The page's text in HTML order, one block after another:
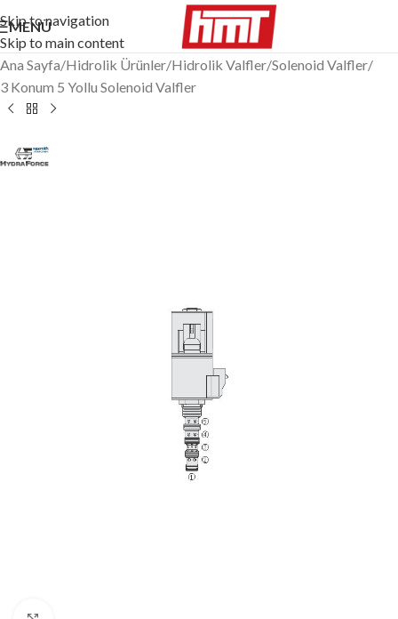
Skip to navigation
Skip to main content
MENÜ
Ana Sayfa/Hidrolik Ürünler/Hidrolik Valfler/Solenoid Valfler/
3 Konum 5 Yollu Solenoid Valfler